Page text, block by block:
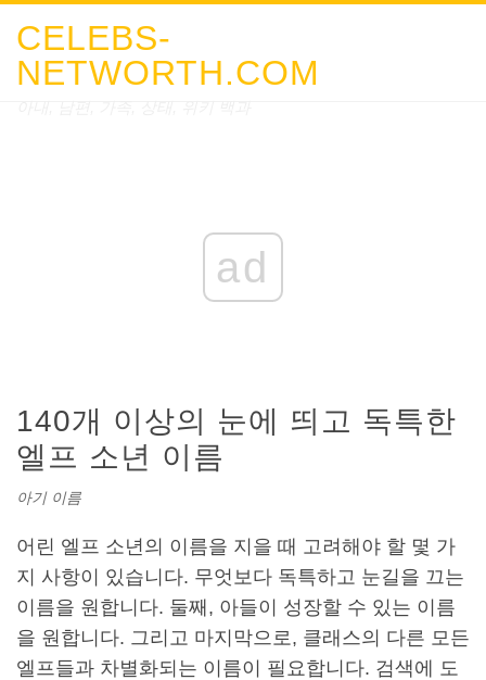
CELEBS-
NETWORTH.COM
ad
140개 이상의 눈에 띄고 독특한
엘프 소년 이름
아기 이름
어린 엘프 소년의 이름을 지을 때 고려해야 할 몇 가
지 사항이 있습니다. 무엇보다 독특하고 눈길을 끄는
이름을 원합니다. 둘째, 아들이 성장할 수 있는 이름
을 원합니다. 그리고 마지막으로, 클래스의 다른 모든
엘프들과 차별화되는 이름이 필요합니다. 검색에 도